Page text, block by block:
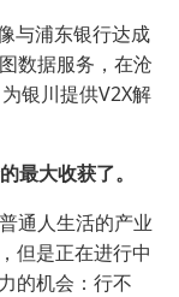
与浦东银行达成
数据服务，在沧
银川提供V2X解
最大收获了。
通人生活的产业
但是正在进行中
的机会：行不